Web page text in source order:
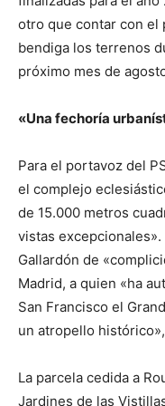
otro que contar con el
bendiga los terrenos
próximo mes de
«Una fechoría
Para el portavoz del
el complejo
de 15.000 metros
vistas excepcionales».
Gallardón de
Madrid, a quien «ha
San Francisco el
un atropello
La parcela cedida a
Jardines de las